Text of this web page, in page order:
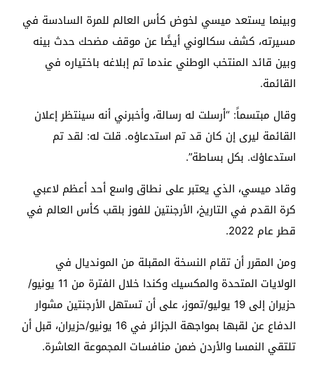
وبينما يستعد ميسي لخوض كأس العالم للمرة السادسة في
مسيرته، كشف سكالوني أيضًا عن موقف مضحك حدث بينه
وبين قائد المنتخب الوطني عندما تم إبلاغه باختياره في
القائمة.
وقال مبتسماً: “أرسلت له رسالة، وأخبرني أنه سينتظر إعلان
القائمة ليرى إن كان قد تم استدعاؤه. قلت له: لقد تم
استدعاؤك. بكل بساطة”.
وقاد ميسي، الذي يعتبر على نطاق واسع أحد أعظم لاعبي
كرة القدم في التاريخ، الأرجنتين للفوز بلقب كأس العالم في
قطر عام 2022.
ومن المقرر أن تقام النسخة المقبلة من المونديال في
الولايات المتحدة والمكسيك وكندا خلال الفترة من 11 يونيو/
حزيران إلى 19 يوليو/تموز، على أن تستهل الأرجنتين مشوار
الدفاع عن لقبها بمواجهة الجزائر في 16 يونيو/حزيران، قبل أن
تلتقي النمسا والأردن ضمن منافسات المجموعة العاشرة.